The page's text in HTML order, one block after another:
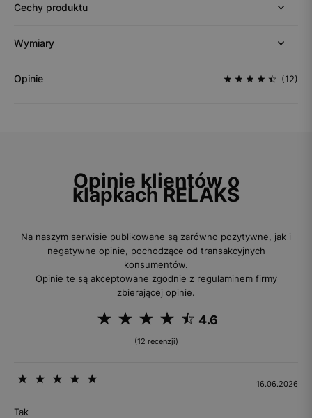
Cechy produktu
Wymiary
Opinie (12)
Opinie klientów o
klapkach RELAKS
Na naszym serwisie publikowane są zarówno pozytywne, jak i
negatywne opinie, pochodzące od transakcyjnych
konsumentów.
Opinie te są akceptowane zgodnie z regulaminem firmy
zbierającej opinie.
4.6
(12 recenzji)
16.06.2026
Tak